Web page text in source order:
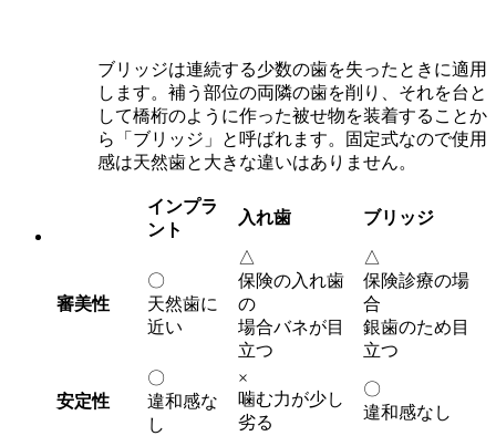
ブリッジは連続する少数の歯を失ったときに適用
します。補う部位の両隣の歯を削り、それを台と
して橋桁のように作った被せ物を装着することか
ら「ブリッジ」と呼ばれます。固定式なので使用
感は天然歯と大きな違いはありません。
インプラ
ント
入れ歯 ブリッジ
審美性
〇
天然歯に
近い
△
保険の入れ歯
の
場合バネが目
立つ
△
保険診療の場
合
銀歯のため目
立つ
安定性
〇
違和感な
し
×
噛む力が少し
劣る
〇
違和感なし